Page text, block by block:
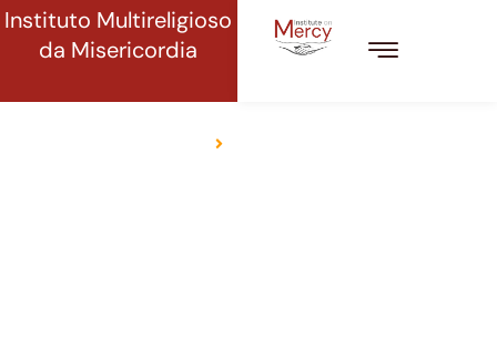
Instituto Multireligioso
da Misericordia
CONTATO